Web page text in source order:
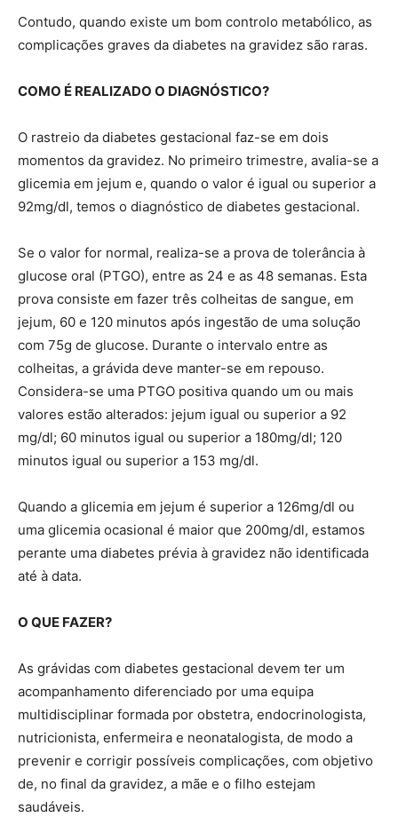
Contudo, quando existe um bom controlo metabólico, as
complicações graves da diabetes na gravidez são raras.
COMO É REALIZADO O DIAGNÓSTICO?
O rastreio da diabetes gestacional faz-se em dois
momentos da gravidez. No primeiro trimestre, avalia-se a
glicemia em jejum e, quando o valor é igual ou superior a
92mg/dl, temos o diagnóstico de diabetes gestacional.
Se o valor for normal, realiza-se a prova de tolerância à
glucose oral (PTGO), entre as 24 e as 48 semanas. Esta
prova consiste em fazer três colheitas de sangue, em
jejum, 60 e 120 minutos após ingestão de uma solução
com 75g de glucose. Durante o intervalo entre as
colheitas, a grávida deve manter-se em repouso.
Considera-se uma PTGO positiva quando um ou mais
valores estão alterados: jejum igual ou superior a 92
mg/dl; 60 minutos igual ou superior a 180mg/dl; 120
minutos igual ou superior a 153 mg/dl.
Quando a glicemia em jejum é superior a 126mg/dl ou
uma glicemia ocasional é maior que 200mg/dl, estamos
perante uma diabetes prévia à gravidez não identificada
até à data.
O QUE FAZER?
As grávidas com diabetes gestacional devem ter um
acompanhamento diferenciado por uma equipa
multidisciplinar formada por obstetra, endocrinologista,
nutricionista, enfermeira e neonatalogista, de modo a
prevenir e corrigir possíveis complicações, com objetivo
de, no final da gravidez, a mãe e o filho estejam
saudáveis.